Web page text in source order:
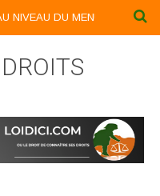
DU MENU ...NOS LIVRES
DROITS